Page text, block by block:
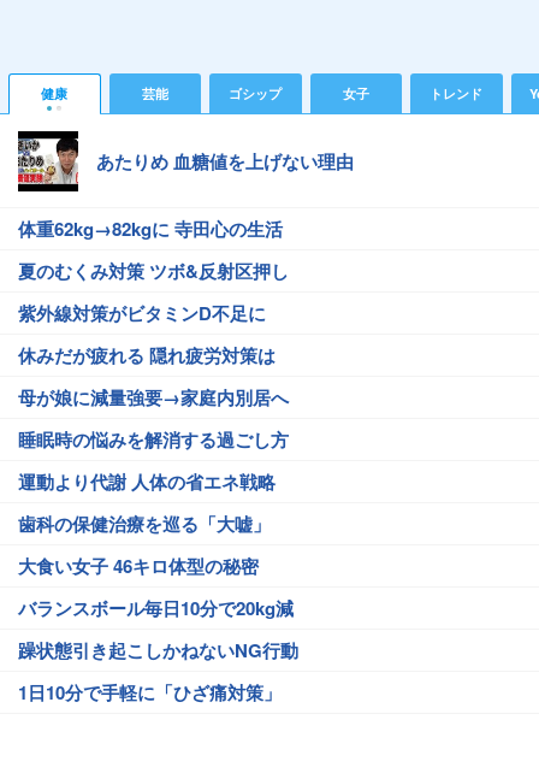
健康 芸能 ゴシップ 女子 トレンド
あたりめ 血糖値を上げない理由
体重62kg→82kgに 寺田心の生活
夏のむくみ対策 ツボ&反射区押し
紫外線対策がビタミンD不足に
休みだが疲れる 隠れ疲労対策は
母が娘に減量強要→家庭内別居へ
睡眠時の悩みを解消する過ごし方
運動より代謝 人体の省エネ戦略
歯科の保健治療を巡る「大嘘」
大食い女子 46キロ体型の秘密
バランスボール毎日10分で20kg減
躁状態引き起こしかねないNG行動
1日10分で手軽に「ひざ痛対策」